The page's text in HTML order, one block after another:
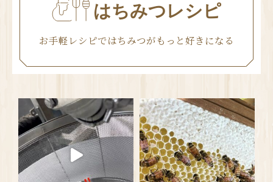
はちみつレシピ
お手軽レシピではちみつがもっと好きになる